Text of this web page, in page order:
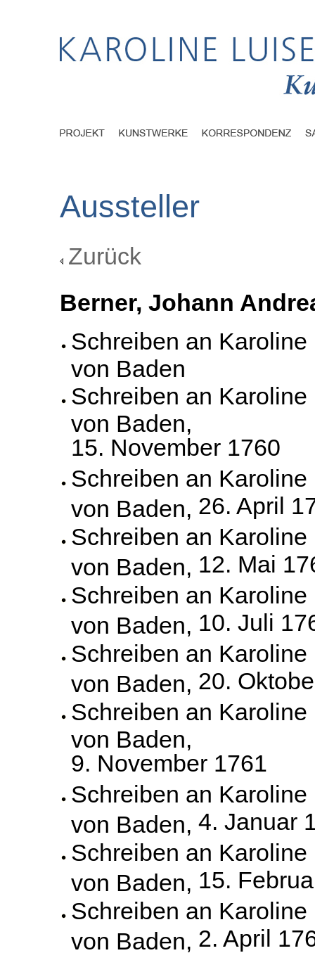
Aussteller
Zurück
Berner, Johann
Schreiben an Karoline
von Baden
Schreiben an Karoline
von Baden,
15. November 1760
Schreiben an Karoline
von Baden, 26. April
Schreiben an Karoline
von Baden, 12. Mai
Schreiben an Karoline
von Baden, 10. Juli
Schreiben an Karoline
von Baden, 20.
Schreiben an Karoline
von Baden,
9. November 1761
Schreiben an Karoline
von Baden, 4. Januar
Schreiben an Karoline
von Baden, 15.
Schreiben an Karoline
von Baden, 2. April